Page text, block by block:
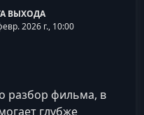
ВЫХОДА
2026 г., 10:00
разбор фильма, в
глубже